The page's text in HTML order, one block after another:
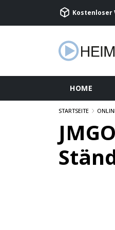
Kostenloser
HOME
STARTSEITE